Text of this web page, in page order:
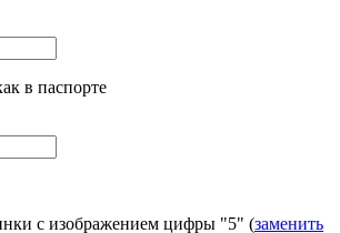
в паспорте
с изображением цифры "5" (заменить